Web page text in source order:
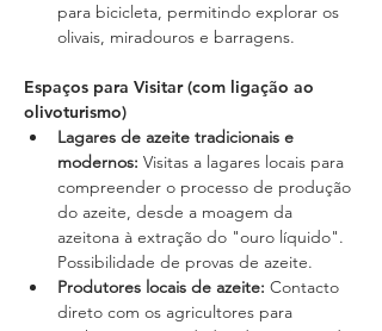
para bicicleta, permitindo explorar os
olivais, miradouros e barragens.
Espaços para Visitar (com ligação ao
olivoturismo)
Lagares de azeite tradicionais e
modernos: Visitas a lagares locais para
compreender o processo de produção
do azeite, desde a moagem da
azeitona à extração do "ouro líquido".
Possibilidade de provas de azeite.
Produtores locais de azeite: Contacto
direto com os agricultores para